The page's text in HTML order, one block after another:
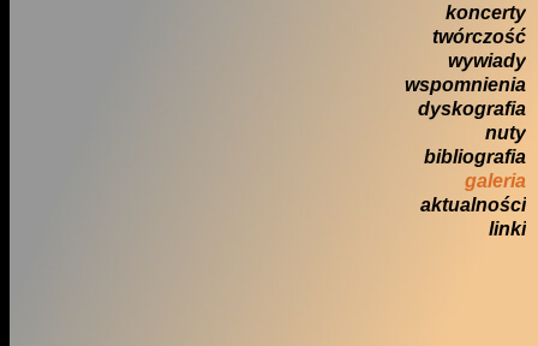
koncerty
twórczość
wywiady
wspomnienia
dyskografia
nuty
bibliografia
galeria
aktualności
linki